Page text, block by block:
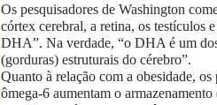
Os pesquisadores de Washington
córtex cerebral, a retina, os testículos
DHA”. Na verdade, “o DHA é um
(gorduras) estruturais do cérebro”.
Quanto à relação com a obesidade,
ômega-6 aumentam o